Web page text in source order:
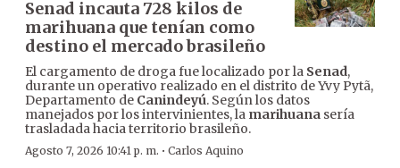
Senad incauta 728 kilos de
marihuana que tenían como
destino el mercado brasileño
El cargamento de droga fue localizado por la Senad,
durante un operativo realizado en el distrito de Yvy Pytã,
Departamento de Canindeyú. Según los datos
manejados por los intervinientes, la marihuana sería
trasladada hacia territorio brasileño.
Agosto 7, 2026 10:41 p. m. · Carlos Aquino